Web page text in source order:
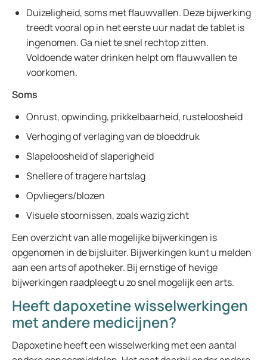
Duizeligheid, soms met flauwvallen. Deze bijwerking
treedt vooral op in het eerste uur nadat de tablet is
ingenomen. Ga niet te snel rechtop zitten.
Voldoende water drinken helpt om flauwvallen te
voorkomen.
Soms
Onrust, opwinding, prikkelbaarheid, rusteloosheid
Verhoging of verlaging van de bloeddruk
Slapeloosheid of slaperigheid
Snellere of tragere hartslag
Opvliegers/blozen
Visuele stoornissen, zoals wazig zicht
Een overzicht van alle mogelijke bijwerkingen is
opgenomen in de bijsluiter. Bijwerkingen kunt u melden
aan een arts of apotheker. Bij ernstige of hevige
bijwerkingen raadpleegt u zo snel mogelijk een arts.
Heeft dapoxetine wisselwerkingen
met andere medicijnen?
Dapoxetine heeft een wisselwerking met een aantal